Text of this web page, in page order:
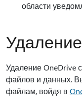
области
Удаление OneDrive
файлов и данных.
файлам, войдя в